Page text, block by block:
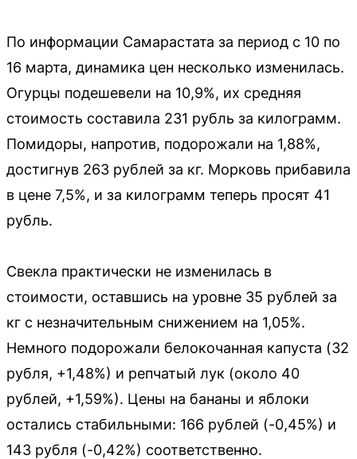
По информации Самарастата за период с 10 по
16 марта, динамика цен несколько изменилась.
Огурцы подешевели на 10,9%, их средняя
стоимость составила 231 рубль за килограмм.
Помидоры, напротив, подорожали на 1,88%,
достигнув 263 рублей за кг. Морковь прибавила
в цене 7,5%, и за килограмм теперь просят 41
рубль.
Свекла практически не изменилась в
стоимости, оставшись на уровне 35 рублей за
кг с незначительным снижением на 1,05%.
Немного подорожали белокочанная капуста (32
рубля, +1,48%) и репчатый лук (около 40
рублей, +1,59%). Цены на бананы и яблоки
остались стабильными: 166 рублей (-0,45%) и
143 рубля (-0,42%) соответственно.